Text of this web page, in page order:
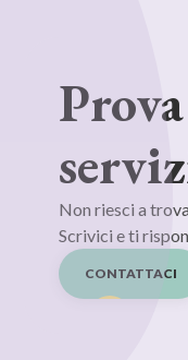
Non riesci a
Scrivici e ti
CONTATTACI